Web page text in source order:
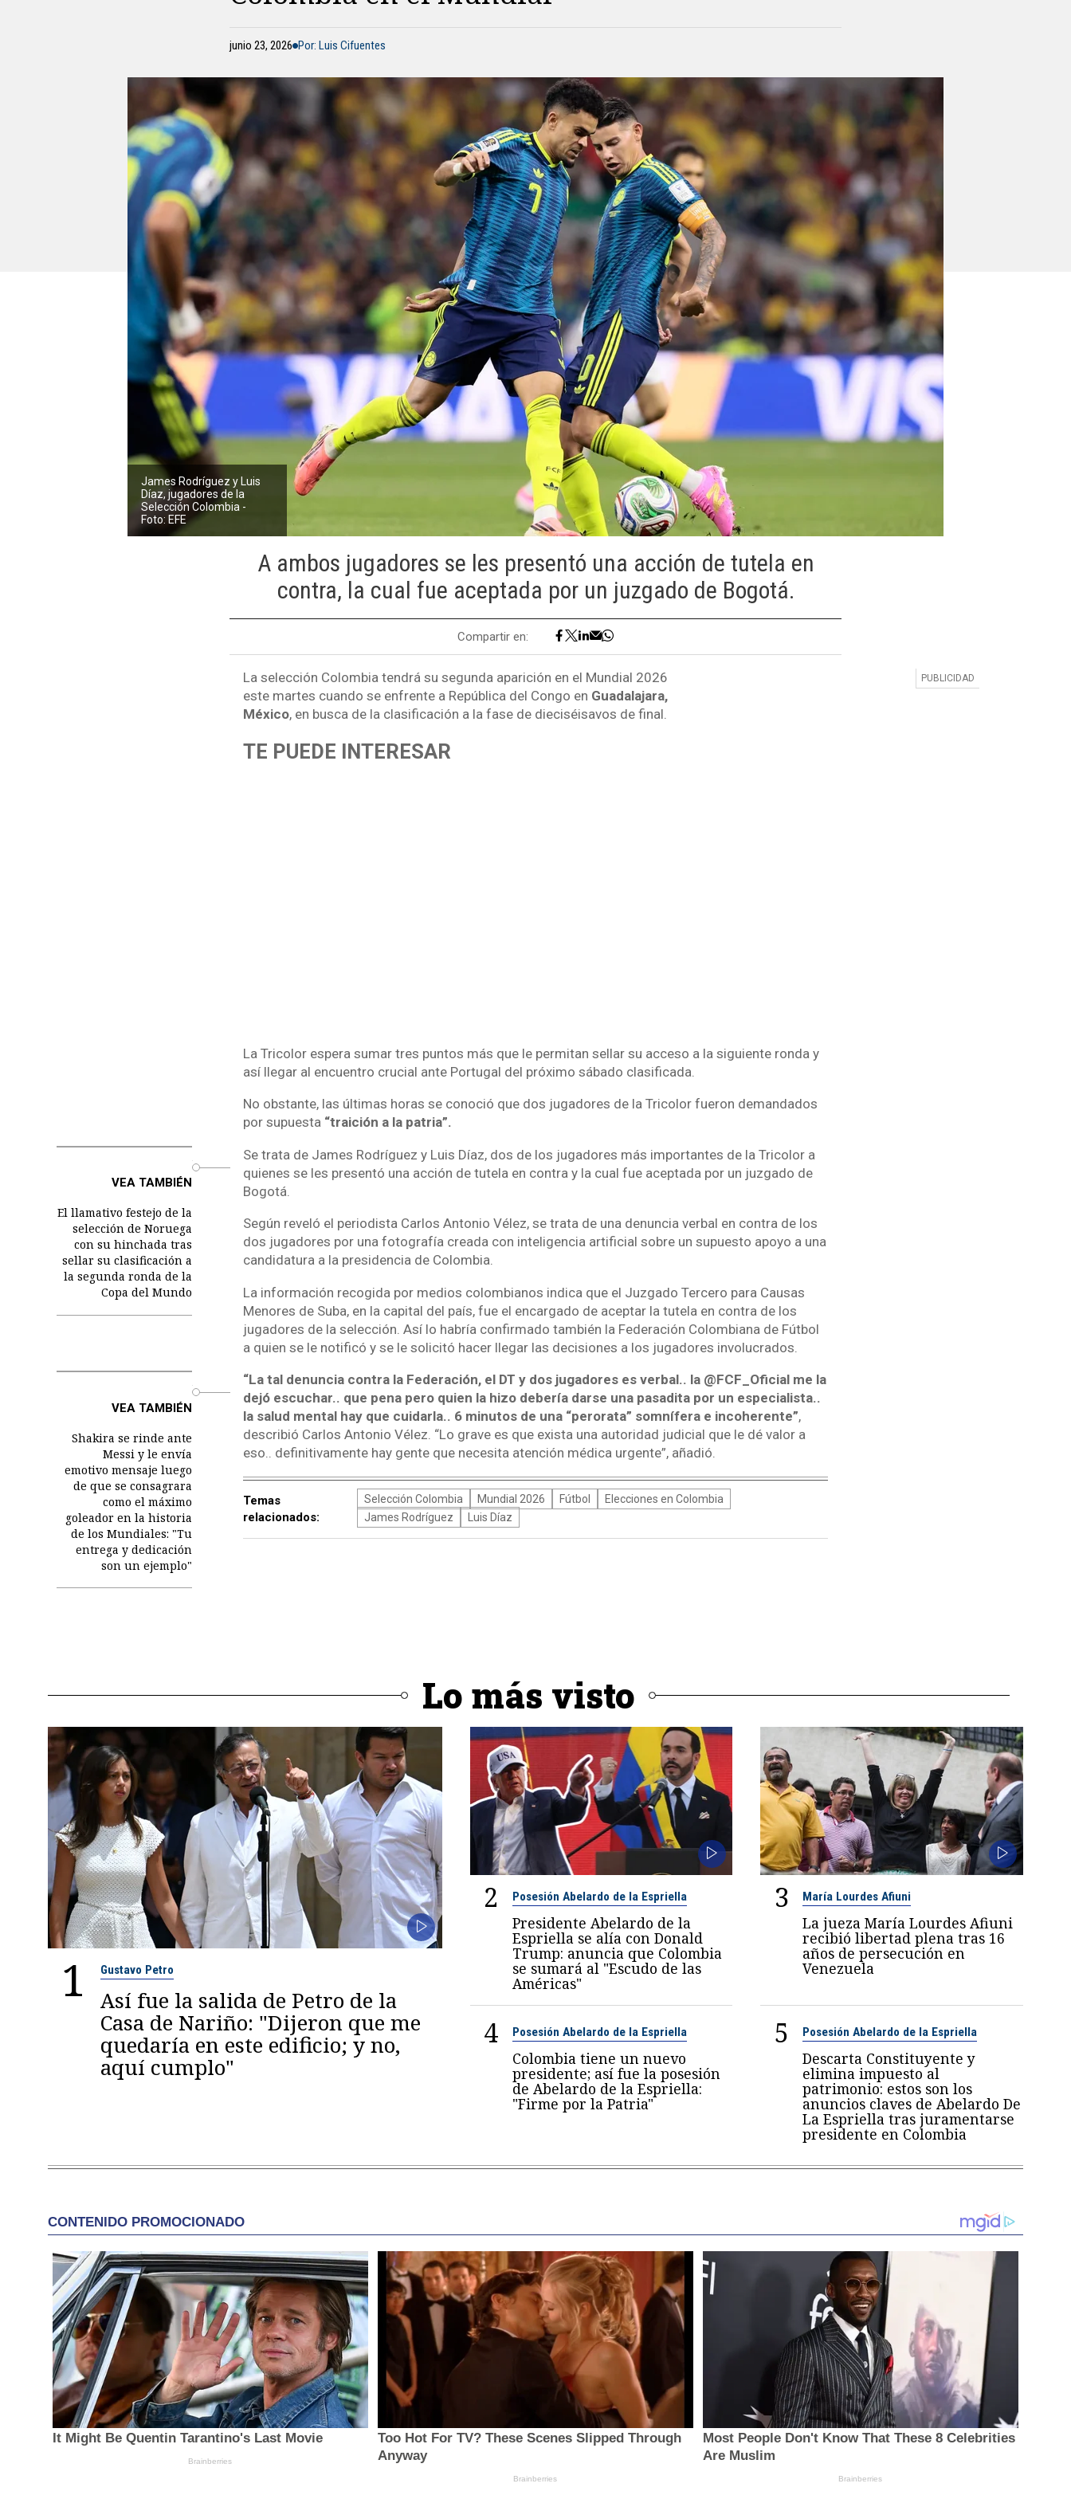
junio 23, 2026 Por: Luis Cifuentes
James Rodríguez y Luis
Díaz, jugadores de la
Selección Colombia -
Foto: EFE
A ambos jugadores se les presentó una acción de tutela en
contra, la cual fue aceptada por un juzgado de Bogotá.
Compartir en:
La selección Colombia tendrá su segunda aparición en el Mundial 2026
este martes cuando se enfrente a República del Congo en Guadalajara,
México, en busca de la clasificación a la fase de dieciséisavos de final.
TE PUEDE INTERESAR
La Tricolor espera sumar tres puntos más que le permitan sellar su acceso a la siguiente ronda y
así llegar al encuentro crucial ante Portugal del próximo sábado clasificada.
No obstante, las últimas horas se conoció que dos jugadores de la Tricolor fueron demandados
por supuesta “traición a la patria”.
VEA TAMBIÉN
El llamativo festejo de la
selección de Noruega
con su hinchada tras
sellar su clasificación a
la segunda ronda de la
Copa del Mundo
Se trata de James Rodríguez y Luis Díaz, dos de los jugadores más importantes de la Tricolor a
quienes se les presentó una acción de tutela en contra y la cual fue aceptada por un juzgado de
Bogotá.
Según reveló el periodista Carlos Antonio Vélez, se trata de una denuncia verbal en contra de los
dos jugadores por una fotografía creada con inteligencia artificial sobre un supuesto apoyo a una
candidatura a la presidencia de Colombia.
La información recogida por medios colombianos indica que el Juzgado Tercero para Causas
Menores de Suba, en la capital del país, fue el encargado de aceptar la tutela en contra de los
jugadores de la selección. Así lo habría confirmado también la Federación Colombiana de Fútbol
a quien se le notificó y se le solicitó hacer llegar las decisiones a los jugadores involucrados.
VEA TAMBIÉN
Shakira se rinde ante
Messi y le envía
emotivo mensaje luego
de que se consagrara
como el máximo
goleador en la historia
de los Mundiales: "Tu
entrega y dedicación
son un ejemplo"
“La tal denuncia contra la Federación, el DT y dos jugadores es verbal.. la @FCF_Oficial me la
dejó escuchar.. que pena pero quien la hizo debería darse una pasadita por un especialista..
la salud mental hay que cuidarla.. 6 minutos de una “perorata” somnífera e incoherente”,
describió Carlos Antonio Vélez. “Lo grave es que exista una autoridad judicial que le dé valor a
eso.. definitivamente hay gente que necesita atención médica urgente”, añadió.
Temas
relacionados:
Selección Colombia Mundial 2026 Fútbol
Elecciones en Colombia
James Rodríguez
Luis Díaz
Lo más visto
1 Gustavo Petro
Así fue la salida de Petro de la
Casa de Nariño: "Dijeron que me
quedaría en este edificio; y no,
aquí cumplo"
2 Posesión Abelardo de la Espriella
Presidente Abelardo de la
Espriella se alía con Donald
Trump: anuncia que Colombia
se sumará al "Escudo de las
Américas"
3 María Lourdes Afiuni
La jueza María Lourdes Afiuni
recibió libertad plena tras 16
años de persecución en
Venezuela
4 Posesión Abelardo de la Espriella
Colombia tiene un nuevo
presidente; así fue la posesión
de Abelardo de la Espriella:
"Firme por la Patria"
5 Posesión Abelardo de la Espriella
Descarta Constituyente y
elimina impuesto al
patrimonio: estos son los
anuncios claves de Abelardo De
La Espriella tras juramentarse
presidente en Colombia